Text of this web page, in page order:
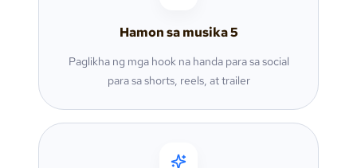
Hamon sa musika5
Paglikha ng mga hook na handa para sa social
para sa shorts, reels, at trailer